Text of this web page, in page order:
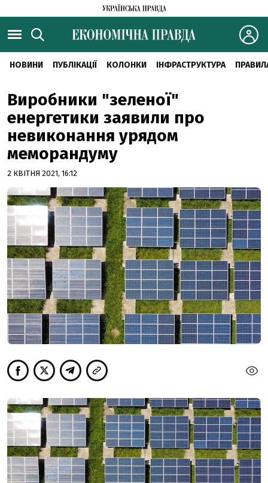
НОВИНИ ПУБЛІКАЦІЇ КОЛОНКИ ІНФРАСТРУКТУРА
Виробники "зеленої"
енергетики заявили про
невиконання урядом
меморандуму
2 КВІТНЯ 2021, 16:12